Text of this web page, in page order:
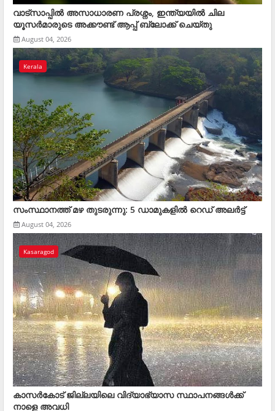
വാട്സാപ്പിൽ അസാധാരണ പ്രശ്നം, ഇന്ത്യയിൽ ചില
യൂസർമാ‌‌രുടെ അക്കൗണ്ട് ആപ്പ് ബ്ലോക്ക് ചെയ്തു
August 04, 2026
Kerala
സംസ്ഥാനത്ത് മഴ തുടരുന്നു: 5 ഡാമുകളിൽ റെഡ് അലർട്ട്
August 04, 2026
Kasaragod
കാസര്‍കോട് ജില്ലയിലെ വിദ്യാഭ്യാസ സ്ഥാപനങ്ങള്‍ക്ക്
നാളെ അവധി